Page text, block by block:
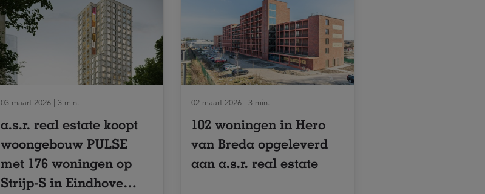
03 maart 2026 | 3 min.
a.s.r. real estate koopt
woongebouw PULSE
met 176 woningen op
Strijp-S in Eindhoven
02 maart 2026 | 3 min.
102 woningen in Hero
van Breda opgeleverd
aan a.s.r. real estate